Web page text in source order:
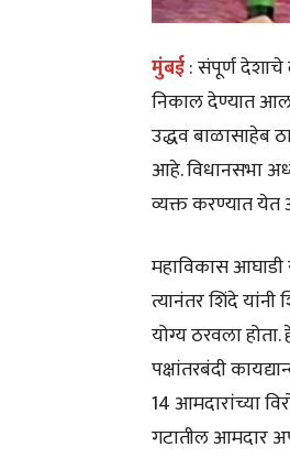
मुंबई: संपूर्ण देशाचे
निकाल देण्यात
उद्धव बाळासाहेब
आहे. विधानसभा
व्यक्त करण्यात
महाविकास
त्यानंतर शिंदे
योग्य ठरवला
पक्षांतरबंदी
14 आमदारांच्या
गटातील आमदार